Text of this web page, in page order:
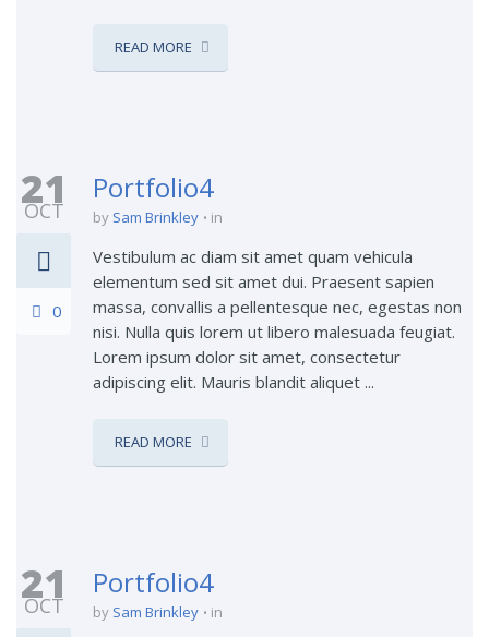
READ MORE
21
OCT
0
Portfolio4
by Sam Brinkley in
Vestibulum ac diam sit amet quam vehicula
elementum sed sit amet dui. Praesent sapien
massa, convallis a pellentesque nec, egestas non
nisi. Nulla quis lorem ut libero malesuada feugiat.
Lorem ipsum dolor sit amet, consectetur
adipiscing elit. Mauris blandit aliquet ...
READ MORE
21
OCT
Portfolio4
by Sam Brinkley in